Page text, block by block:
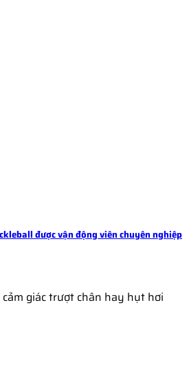
được vận động viên chuyên nghiệp
giác trượt chân hay hụt hơi